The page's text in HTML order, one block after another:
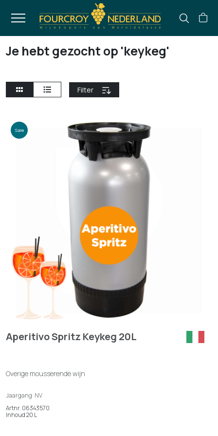
Je hebt gezocht op 'keykeg'
Filter
Sale
Aperitivo Spritz Keykeg 20L
Overige mousserende wijn
Jaargang: NV
Artnr. 06343570
Inhoud 20 L